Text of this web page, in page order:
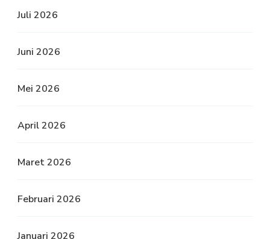
Juli 2026
Juni 2026
Mei 2026
April 2026
Maret 2026
Februari 2026
Januari 2026